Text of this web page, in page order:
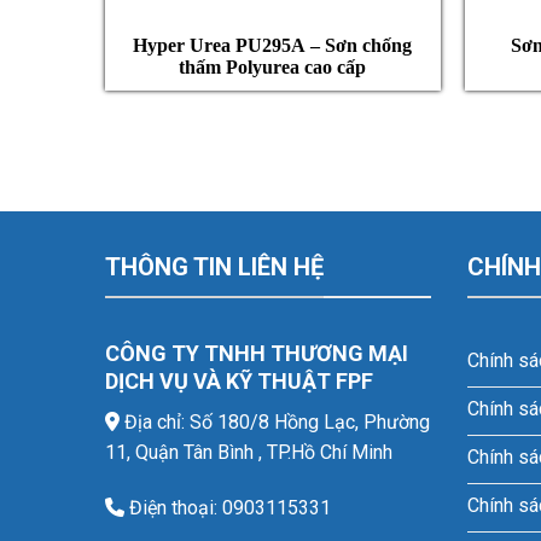
Hyper Urea PU295A – Sơn chống
thấm Polyurea cao cấp
THÔNG TIN LIÊN HỆ
CÔNG TY TNHH THƯƠNG MẠI
DỊCH VỤ VÀ KỸ THUẬT FPF
Địa chỉ: Số 180/8 Hồng Lạc, Phường
11, Quận Tân Bình , TP.Hồ Chí Minh
Điện thoại: 0903115331
Chính
Chính
Chính
Chính